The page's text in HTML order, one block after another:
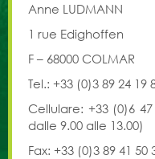
Anne LUDMANN
1 rue Edighoffen
F – 68000 COLMAR
Tel.: +33 (0)3 89 24 19
Cellulare: +33 (0)6
dalle 9.00 alle 13.00)
Fax: +33 (0)3 89 41 50